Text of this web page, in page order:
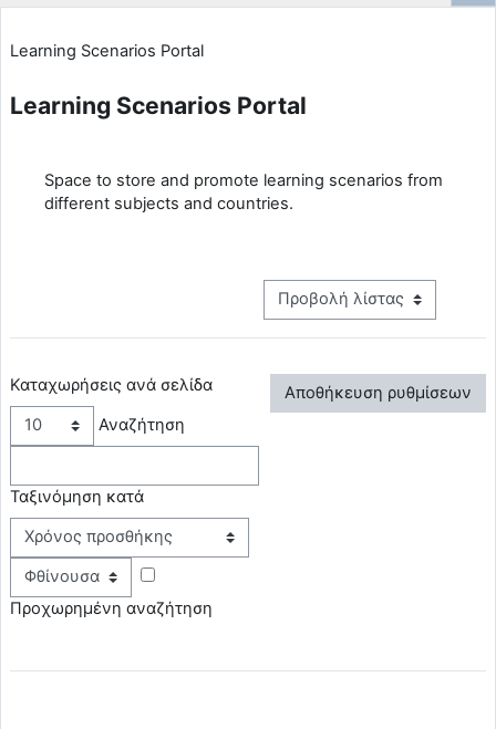
Learning Scenarios Portal
Learning Scenarios Portal
Space to store and promote learning scenarios from
different subjects and countries.
View mode tertiary navigation
Καταχωρήσεις ανά σελίδα
Αναζήτηση
Ταξινόμηση κατά
Προχωρημένη αναζήτηση